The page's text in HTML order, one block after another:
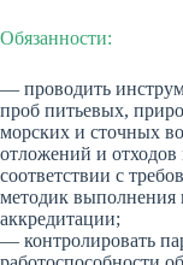
Обязанности:
— проводить
проб питьевых,
морских и сточных
отложений и отходов
соответствии с
методик выполнения
аккредитации;
— контролировать